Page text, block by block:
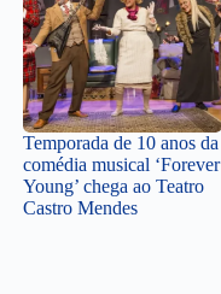
Temporada de 10 anos da
comédia musical ‘Forever
Young’ chega ao Teatro
Castro Mendes